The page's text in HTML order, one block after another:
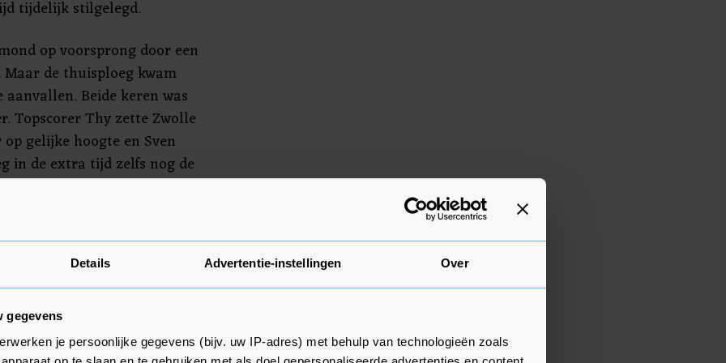
Details Advertentie-instellingen Over
gegevens
je persoonlijke gegevens (bijv. uw IP-adres) met behulp van technologieën zoals
tijdelijk stilgelegd.
op voorsprong door een
de thuisploeg kwam
Beide keren was
Topscorer Thy zette Zwolle
gelijke hoogte en Sven
in de extra tijd zelfs nog de
moesten de supporters
uitslag in Almelo was, waar ze
weg.
van Zwolle moest in de